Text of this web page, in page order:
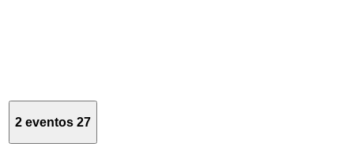
2 eventos 27